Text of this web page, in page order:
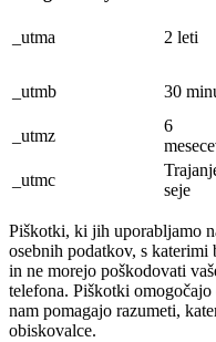
_utma 2 leti
_utmb
30
_utmz
6
_utmc
seje
Piškotki, ki jih uporabljamo
osebnih podatkov, s katerimi
in ne morejo poškodovati
telefona. Piškotki omogočajo
nam pomagajo razumeti,
obiskovalce.